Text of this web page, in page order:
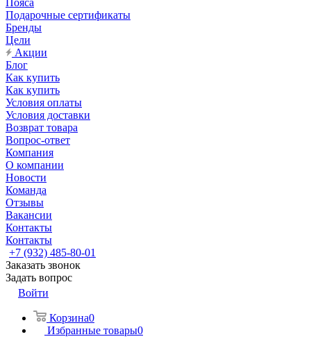
Пояса
Подарочные сертификаты
Бренды
Цели
Акции
Блог
Как купить
Как купить
Условия оплаты
Условия доставки
Возврат товара
Вопрос-ответ
Компания
О компании
Новости
Команда
Отзывы
Вакансии
Контакты
Контакты
+7 (932) 485-80-01
Заказать звонок
Задать вопрос
Войти
Корзина0
Избранные товары0